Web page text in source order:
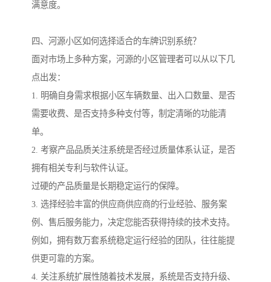
满意度。
四、河源小区如何选择适合的车牌识别系统？
面对市场上多种方案，河源的小区管理者可以从以下几
点出发：
1. 明确自身需求根据小区车辆数量、出入口数量、是否
需要收费、是否支持多种支付等，制定清晰的功能清
单。
2. 考察产品品质关注系统是否经过质量体系认证，是否
拥有相关专利与软件认证。
过硬的产品质量是长期稳定运行的保障。
3. 选择经验丰富的供应商供应商的行业经验、服务案
例、售后服务能力，决定您能否获得持续的技术支持。
例如，拥有数万套系统稳定运行经验的团队，往往能提
供更可靠的方案。
4. 关注系统扩展性随着技术发展，系统是否支持升级、